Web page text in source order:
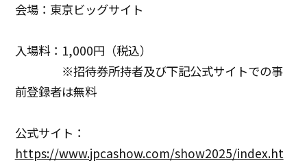
会場：東京ビッグサイト
入場料：1,000円（税込）
※招待券所持者及び下記公式サイトでの事
前登録者は無料
公式サイト：
https://www.jpcashow.com/show2025/index.ht